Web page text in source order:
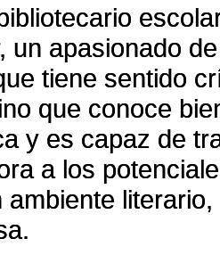
un apasionado
tiene sentido
que conoce
y es capaz de
a los
ambiente